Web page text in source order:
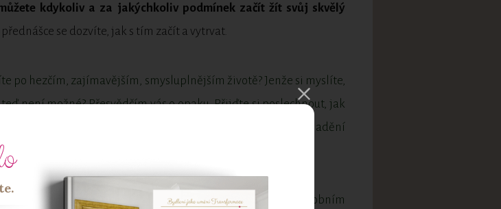
kdykoliv a za jakýchkoliv podmínek začít žít svůj skvělý
přednášce se dozvíte, jak s tím začít a vytrvat.
po hezčím, zajímavějším, smysluplnějším životě? Jenže si myslíte,
není možné? Přesvědčím vás o opaku. Přijďte si poslechnout, jak
změn dosáhnete, díky postupným úpravám bydlení – ladění
– a hlavně bez okamžitých radikálních životních zvratů.
uslyšíte, proč a jak vás úpravy interiérů podpoří v osobním